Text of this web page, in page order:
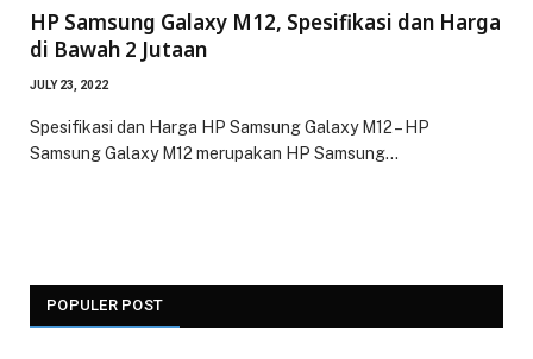
HP Samsung Galaxy M12, Spesifikasi dan Harga
di Bawah 2 Jutaan
JULY 23, 2022
Spesifikasi dan Harga HP Samsung Galaxy M12 – HP
Samsung Galaxy M12 merupakan HP Samsung…
POPULER POST